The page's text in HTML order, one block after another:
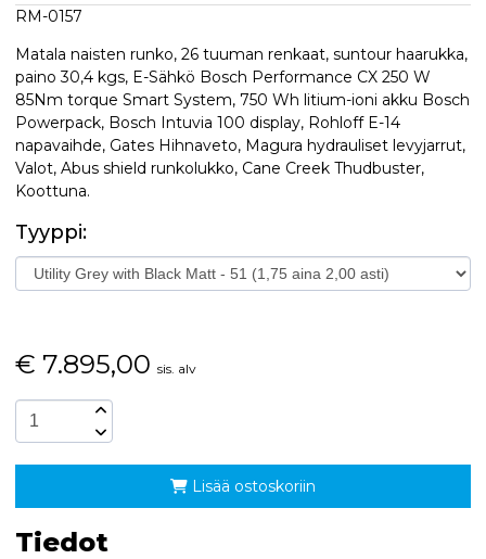
RM-0157
Matala naisten runko, 26 tuuman renkaat, suntour haarukka,
paino 30,4 kgs, E-Sähkö Bosch Performance CX 250 W
85Nm torque Smart System, 750 Wh litium-ioni akku Bosch
Powerpack, Bosch Intuvia 100 display, Rohloff E-14
napavaihde, Gates Hihnaveto, Magura hydrauliset levyjarrut,
Valot, Abus shield runkolukko, Cane Creek Thudbuster,
Koottuna.
Tyyppi:
€ 7.895,00 sis. alv
Lisää ostoskoriin
Tiedot